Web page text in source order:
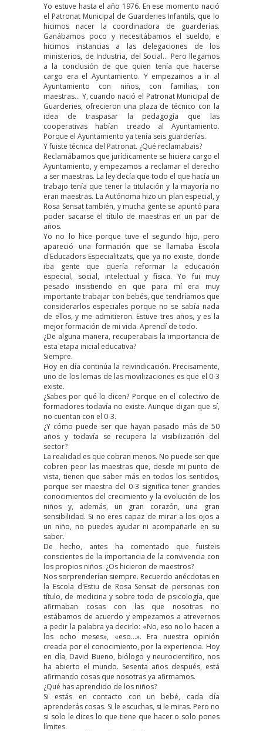
Yo estuve hasta el año 1976. En ese momento nació
el Patronat Municipal de Guarderies Infantils, que lo
hicimos nacer la coordinadora de guarderías.
Ganábamos poco y necesitábamos el sueldo, e
hicimos instancias a las delegaciones de los
ministerios, de Industria, del Social… Pero llegamos
a la conclusión de que quien tenía que hacerse
cargo era el Ayuntamiento. Y empezamos a ir al
Ayuntamiento con niños, con familias, con
maestras… Y, cuando nació el Patronat Municipal de
Guarderies, ofrecieron una plaza de técnico con la
idea de traspasar la pedagogía que las
cooperativas habían creado al Ayuntamiento.
Porque el Ayuntamiento ya tenía seis guarderías.
Y fuiste técnica del Patronat. ¿Qué reclamabais?
Reclamábamos que jurídicamente se hiciera cargo el
Ayuntamiento, y empezamos a reclamar el derecho
a ser maestras. La ley decía que todo el que hacía un
trabajo tenía que tener la titulación y la mayoría no
eran maestras. La Autónoma hizo un plan especial, y
Rosa Sensat también, y mucha gente se apuntó para
poder sacarse el título de maestras en un par de
años.
Yo no lo hice porque tuve el segundo hijo, pero
apareció una formación que se llamaba Escola
d'Educadors Especialitzats, que ya no existe, donde
iba gente que quería reformar la educación
especial, social, intelectual y física. Yo fui muy
pesado insistiendo en que para mí era muy
importante trabajar con bebés, que tendríamos que
considerarlos especiales porque no se sabía nada
de ellos, y me admitieron. Estuve tres años, y es la
mejor formación de mi vida. Aprendí de todo.
¿De alguna manera, recuperabais la importancia de
esta etapa inicial educativa?
Siempre.
Hoy en día continúa la reivindicación. Precisamente,
uno de los lemas de las movilizaciones es que el 0-3
existe.
¿Sabes por qué lo dicen? Porque en el colectivo de
formadores todavía no existe. Aunque digan que sí,
no cuentan con el 0-3.
¿Y cómo puede ser que hayan pasado más de 50
años y todavía se recupera la visibilización del
sector?
La realidad es que cobran menos. No puede ser que
cobren peor las maestras que, desde mi punto de
vista, tienen que saber más en todos los sentidos,
porque ser maestra del 0-3 significa tener grandes
conocimientos del crecimiento y la evolución de los
niños y, además, un gran corazón, una gran
sensibilidad. Si no eres capaz de mirar a los ojos a
un niño, no puedes ayudar ni acompañarle en su
saber.
De hecho, antes ha comentado que fuisteis
conscientes de la importancia de la convivencia con
los propios niños. ¿Os hicieron de maestros?
Nos sorprenderían siempre. Recuerdo anécdotas en
la Escola d'Estiu de Rosa Sensat de personas con
título, de medicina y sobre todo de psicología, que
afirmaban cosas con las que nosotras no
estábamos de acuerdo y empezamos a atrevernos
a pedir la palabra ya decirlo: «No, eso no lo hacen a
los ocho meses», «eso…». Era nuestra opinión
creada por el conocimiento, por la experiencia. Hoy
en día, David Bueno, biólogo y neurocientífico, nos
ha abierto el mundo. Sesenta años después, está
afirmando cosas que nosotras ya afirmamos.
¿Qué has aprendido de los niños?
Si estás en contacto con un bebé, cada día
aprenderás cosas. Si le escuchas, si le miras. Pero no
si solo le dices lo que tiene que hacer o solo pones
límites.